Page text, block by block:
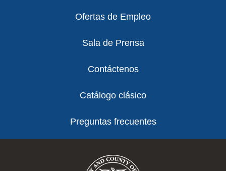
Ofertas de Empleo
Sala de Prensa
Contáctenos
Catálogo clásico
Preguntas frecuentes